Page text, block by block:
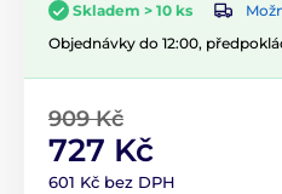
Skladem > 10 ks
Objednávky do 12:00,
909 Kč
727 Kč
601 Kč bez DPH